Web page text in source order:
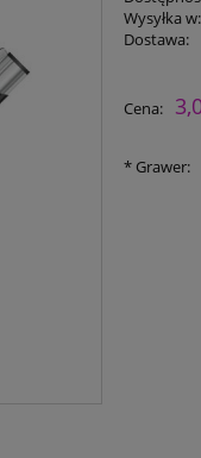
Wysyłka w:
Dostawa:
Cena:
* Grawer: